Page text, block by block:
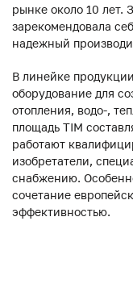
рынке около 10 лет.
зарекомендовала
надежный
В линейке
оборудование для
отопления, водо-,
площадь TIM
работают
изобретатели,
снабжению.
сочетание
эффективностью.